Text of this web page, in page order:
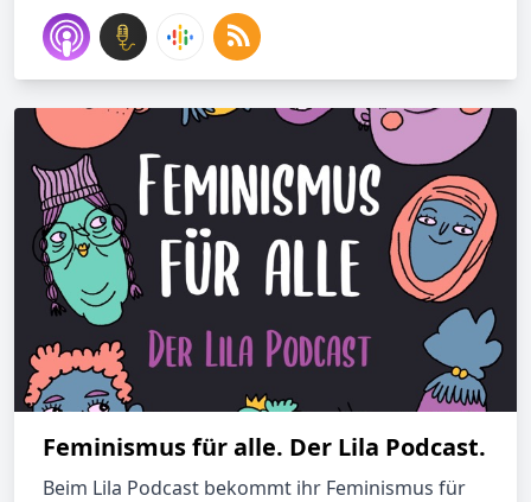
Feminismus für alle. Der Lila Podcast.
Beim Lila Podcast bekommt ihr Feminismus für